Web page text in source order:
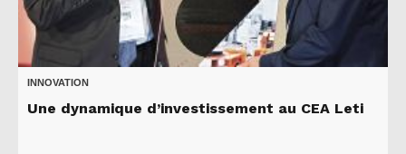
INNOVATION
Une dynamique d’investissement au CEA Leti